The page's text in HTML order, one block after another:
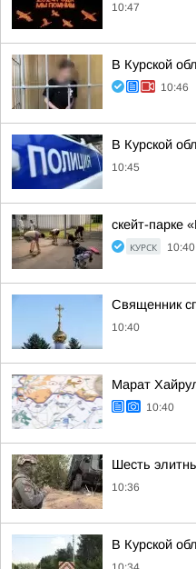
10:47
В Курской
10:46
В Курской
10:45
скейт-парке
КУРСК 10:40
Священник
10:40
Марат
10:40
Шесть
10:36
В Курской